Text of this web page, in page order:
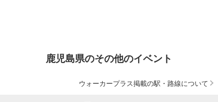
鹿児島県のその他のイベント
ウォーカープラス掲載の駅・路線について